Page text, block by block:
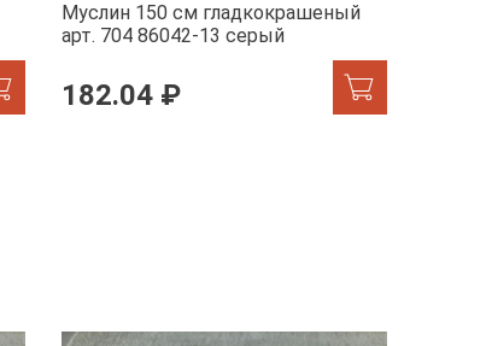
Муслин 150 см гладкокрашеный
арт. 704 86042-13 серый
182.04 ₽